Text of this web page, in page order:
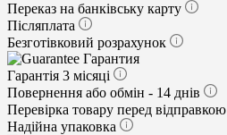
Переказ на банківську карту
Післяплата
Безготівковий розрахунок
Гарантия
Гарантія 3 місяці
Повернення або обмін - 14 днів
Перевірка товару перед відправкою
Надійна упаковка